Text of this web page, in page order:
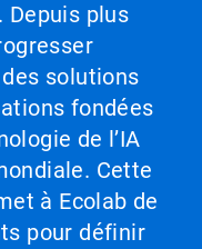
Depuis plus
solutions
fondées
de l’IA
Cette
à Ecolab de
pour définir